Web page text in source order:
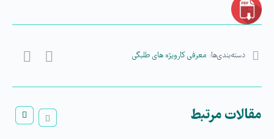
دسته‌بندی‌ها: معرفی کارویژه های طلبگی
مقالات مرتبط